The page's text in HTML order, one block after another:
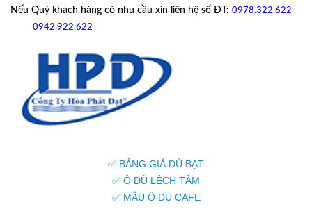
Nếu Quý khách hàng có nhu cầu xin liên hệ số ĐT: 0978.322.622
0942.922.622
✅ BẢNG GIÁ DÙ BẠT
✅ Ô DÙ LỆCH TÂM
✅ MẪU Ô DÙ CAFE